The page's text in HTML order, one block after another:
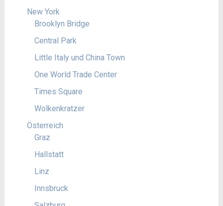
New York
Brooklyn Bridge
Central Park
Little Italy und China Town
One World Trade Center
Times Square
Wolkenkratzer
Österreich
Graz
Hallstatt
Linz
Innsbruck